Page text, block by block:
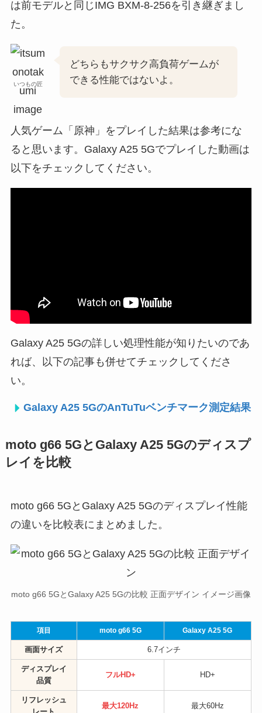
は前モデルと同じIMG BXM-8-256を引き継ぎまし
た。
いつもの匠
どちらもサクサク高負荷ゲームが
できる性能ではないよ。
人気ゲーム「原神」をプレイした結果は参考にな
ると思います。Galaxy A25 5Gでプレイした動画は
以下をチェックしてください。
Galaxy A25 5Gの詳しい処理性能が知りたいのであ
れば、以下の記事も併せてチェックしてくださ
い。
Galaxy A25 5GのAnTuTuベンチマーク測定結果
moto g66 5GとGalaxy A25 5Gのディスプ
レイを比較
moto g66 5GとGalaxy A25 5Gのディスプレイ性能
の違いを比較表にまとめました。
moto g66 5GとGalaxy A25 5Gの比較 正面デザイン イメージ画像
項目 moto g66 5G Galaxy A25 5G
画面サイズ 6.7インチ
ディスプレイ
品質
フルHD+ HD+
リフレッシュ
最大120Hz 最大60Hz